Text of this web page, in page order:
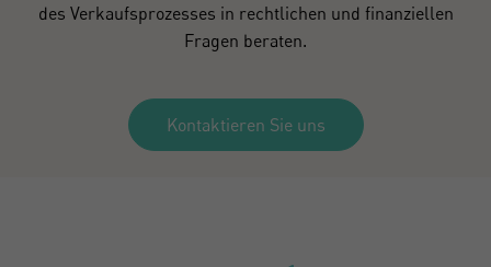
des Verkaufsprozesses in rechtlichen und finanziellen
Fragen beraten.
Kontaktieren Sie uns